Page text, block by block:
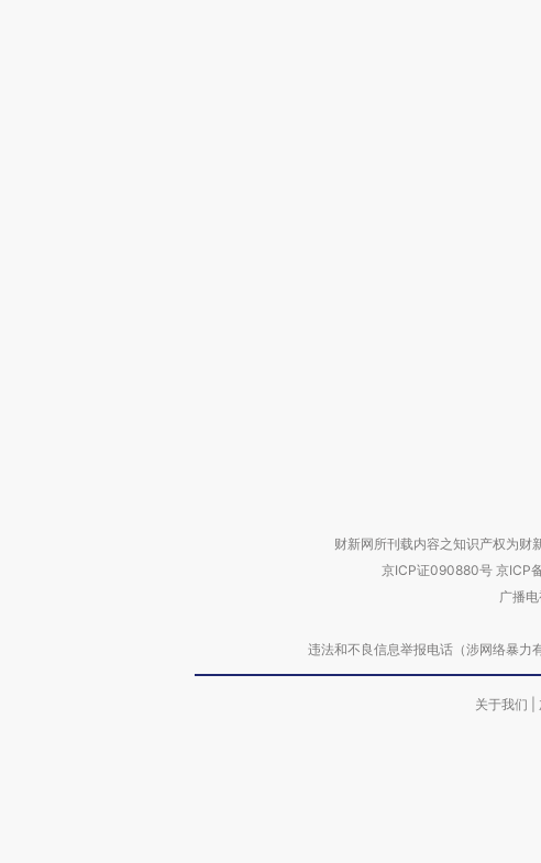
财新网所刊载内容之知识产权为财
京ICP证090880号 京ICP
广播
违法和不良信息举报电话（涉网络暴
关于我们